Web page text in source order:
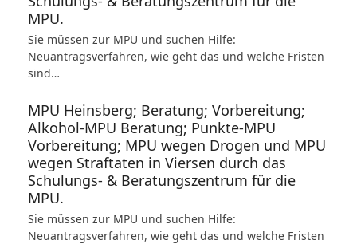
MPU.
Sie müssen zur MPU und suchen Hilfe:
Neuantragsverfahren, wie geht das und welche Fristen
sind…
MPU Heinsberg; Beratung; Vorbereitung;
Alkohol-MPU Beratung; Punkte-MPU
Vorbereitung; MPU wegen Drogen und MPU
wegen Straftaten in Viersen durch das
Schulungs- & Beratungszentrum für die
MPU.
Sie müssen zur MPU und suchen Hilfe:
Neuantragsverfahren, wie geht das und welche Fristen